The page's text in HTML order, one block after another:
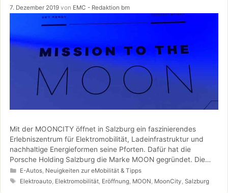
7. Dezember 2019 von EMC - Redaktion bm
Mit der MOONCITY öffnet in Salzburg ein faszinierendes
Erlebniszentrum für Elektromobilität, Ladeinfrastruktur und
nachhaltige Energieformen seine Pforten. Dafür hat die
Porsche Holding Salzburg die Marke MOON gegründet. Die
Mission von MOON ist es, Elektromobilität Alltag werden zu
lassen und in die Breite zu bringen.
Kategorien
E-Autos Neuigkeiten zur eMobilität & Tipps
Schlagwörter
Elektroauto Elektromobilität Eröffnung MOON MoonCity ,Salzburg